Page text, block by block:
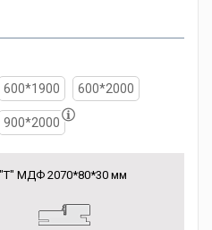
600*1900 600*2000
900*2000
МДФ 2070*80*30 мм